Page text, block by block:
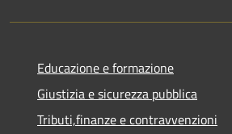
Educazione e formazione
Giustizia e sicurezza pubblica
Tributi,finanze e contravvenzioni